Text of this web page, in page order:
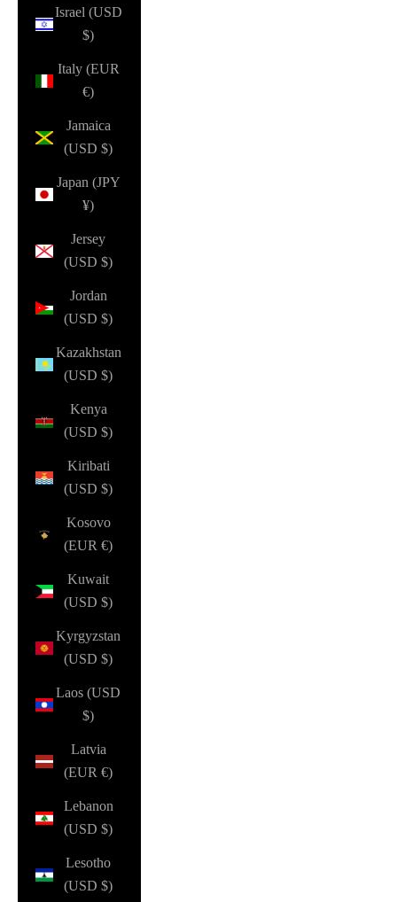
Israel (USD
$)
Italy (EUR
€)
Jamaica
(USD $)
Japan (JPY
¥)
Jersey
(USD $)
Jordan
(USD $)
Kazakhstan
(USD $)
Kenya
(USD $)
Kiribati
(USD $)
Kosovo
(EUR €)
Kuwait
(USD $)
Kyrgyzstan
(USD $)
Laos (USD
$)
Latvia
(EUR €)
Lebanon
(USD $)
Lesotho
(USD $)